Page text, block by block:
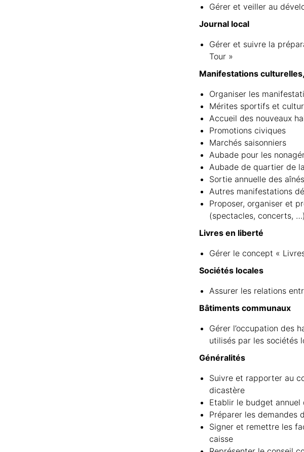
Gérer et veiller au
Journal local
Gérer et suivre la
Tour »
Manifestations
Organiser les
Mérites sportifs et
Accueil des nouveaux
Promotions civiques
Marchés saisonniers
Aubade pour les
Aubade de quartier de
Sortie annuelle des aînés
Autres manifestations
Proposer, organiser et
(spectacles, concerts,
Livres en liberté
Gérer le concept «
Sociétés locales
Assurer les relations
Bâtiments communaux
Gérer l’occupation des
utilisés par les sociétés
Généralités
Suivre et rapporter au
dicastère
Etablir le budget annuel
Préparer les demandes
Signer et remettre les
caisse